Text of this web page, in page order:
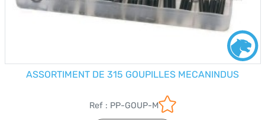
ASSORTIMENT DE 315 GOUPILLES MECANINDUS
Ref : PP-GOUP-M